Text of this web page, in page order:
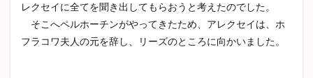
レクセイに全てを聞き出してもらおうと考えたのでした。
そこへペルホーチンがやってきたため、アレクセイは、ホ
フラコワ夫人の元を辞し、リーズのところに向かいました。